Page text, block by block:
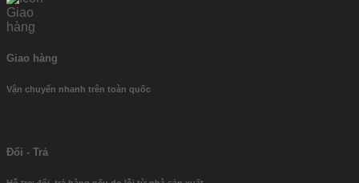
Giao hàng
Vận chuyển nhanh trên toàn quốc
Đổi - Trả